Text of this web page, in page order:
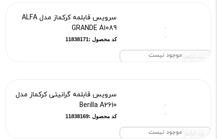
موجود نیست برند کرکماز
سرویس قابلمه کرکماز مدل ALFA
GRANDE A1089
کد محصول :11838171
موجود نیست برند کرکماز
سرویس قابلمه گرانیتی کرکماز مدل
Berilla A2610
کد محصول :11838169